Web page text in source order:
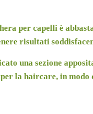
per capelli è
risultati
una sezione
la haircare, in modo